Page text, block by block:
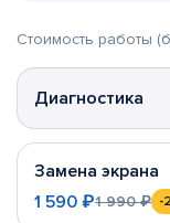
Стоимость работы
Диагностика
Замена экрана
1 590 ₽1 990 ₽ -